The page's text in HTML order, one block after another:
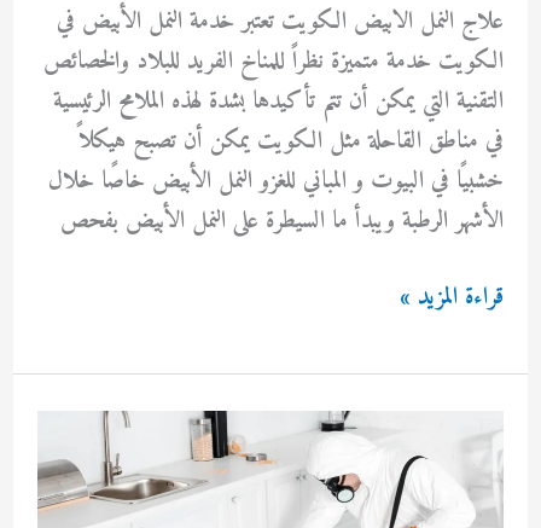
علاج النمل الابيض الكويت تعتبر خدمة النمل الأبيض في
الكويت خدمة متميزة نظراً للمناخ الفريد للبلاد والخصائص
التقنية التي يمكن أن تتم تأكيدها بشدة لهذه الملامح الرئيسية
في مناطق القاحلة مثل الكويت يمكن أن تصبح هيكلاً
خشبيًا في البيوت و المباني للغزو النمل الأبيض خاصًا خلال
الأشهر الرطبة ويبدأ ما السيطرة على النمل الأبيض بفحص
علاج
الابيض
الكويت
قراءة المزيد »